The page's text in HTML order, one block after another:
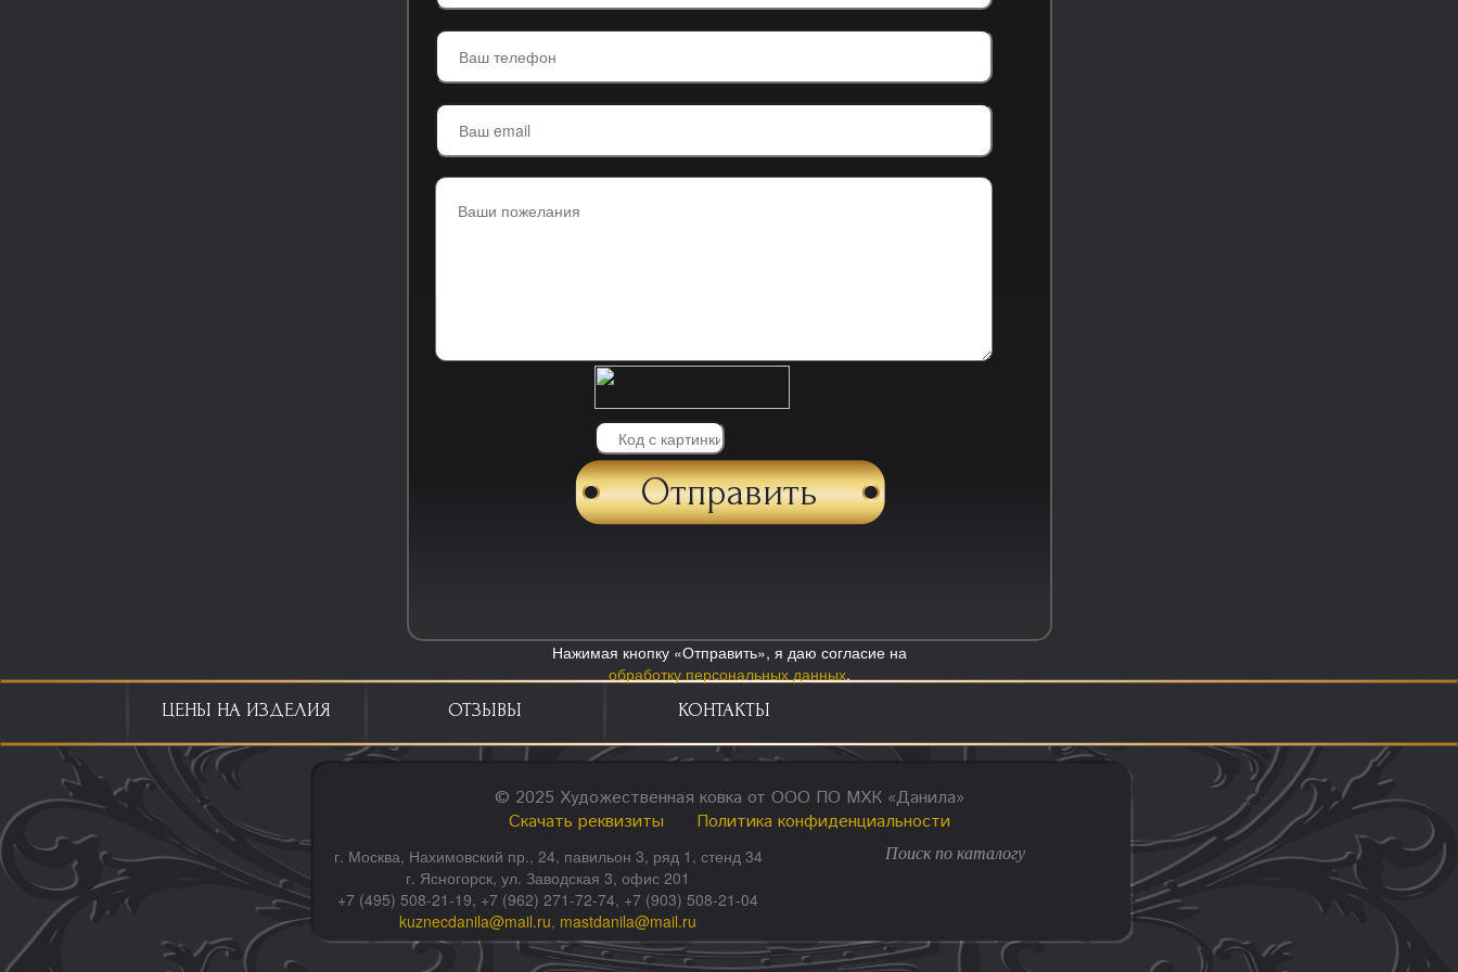
Нажимая кнопку «Отправить», я даю согласие на
обработку персональных данных.
ЦЕНЫ НА ИЗДЕЛИЯ ОТЗЫВЫ КОНТАКТЫ
© 2025 Художественная ковка от ООО ПО МХК «Данила»
Скачать реквизиты
Политика конфиденциальности
г. Москва, Нахимовский пр., 24, павильон 3, ряд 1, стенд 34
г. Ясногорск, ул. Заводская 3, офис 201
+7 (495) 508-21-19, +7 (962) 271-72-74, +7 (903) 508-21-04
kuznecdanila@mail.ru, mastdanila@mail.ru